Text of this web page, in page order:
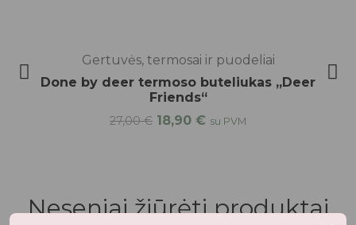
Gertuvės, termosai ir puodeliai
Done by deer termoso buteliukas „Deer
Friends“
27,00€ 18,90 € su PVM
Neseniai žiūrėti produktai